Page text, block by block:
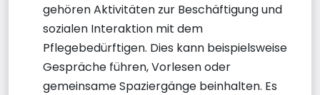
gehören Aktivitäten zur Beschäftigung und
sozialen Interaktion mit dem
Pflegebedürftigen. Dies kann beispielsweise
Gespräche führen, Vorlesen oder
gemeinsame Spaziergänge beinhalten. Es